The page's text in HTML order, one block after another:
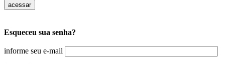
Esqueceu sua senha?
informe seu e-mail